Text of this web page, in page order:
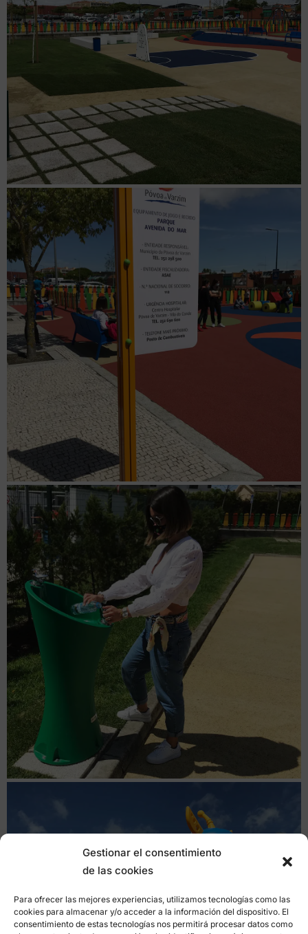
Gestionar el consentimiento
de las cookies
Para ofrecer las mejores experiencias, utilizamos tecnologías como las
cookies para almacenar y/o acceder a la información del dispositivo. El
consentimiento de estas tecnologías nos permitirá procesar datos como